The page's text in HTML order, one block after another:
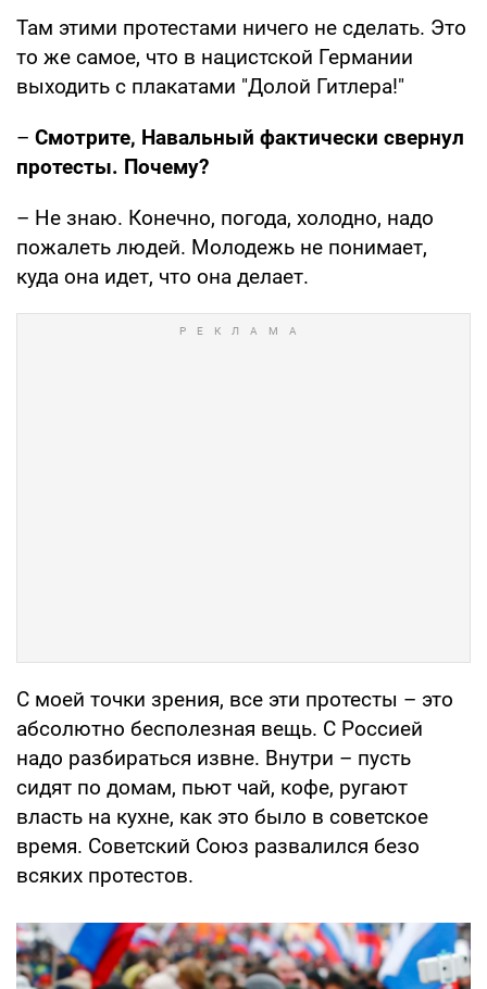
Там этими протестами ничего не сделать. Это
то же самое, что в нацистской Германии
выходить с плакатами "Долой Гитлера!"
– Смотрите, Навальный фактически свернул
протесты. Почему?
– Не знаю. Конечно, погода, холодно, надо
пожалеть людей. Молодежь не понимает,
куда она идет, что она делает.
С моей точки зрения, все эти протесты – это
абсолютно бесполезная вещь. С Россией
надо разбираться извне. Внутри – пусть
сидят по домам, пьют чай, кофе, ругают
власть на кухне, как это было в советское
время. Советский Союз развалился безо
всяких протестов.